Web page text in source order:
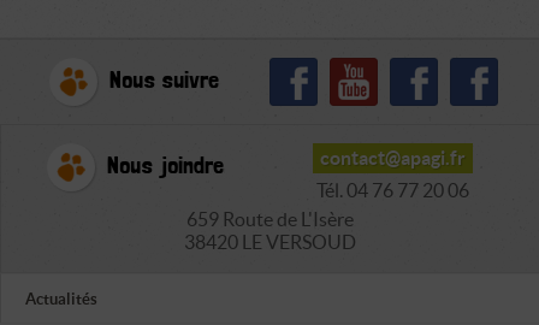
Nous suivre
Nous joindre
contact@apagi.fr
Tél. 04 76 77 20 06
659 Route de L'Isère
38420 LE VERSOUD
Actualités